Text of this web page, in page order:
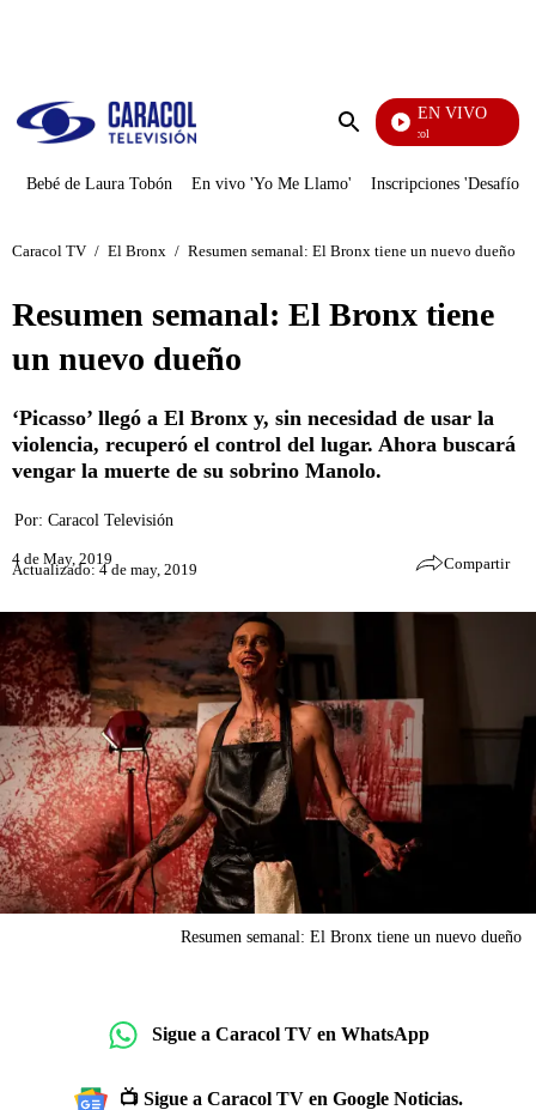
Enviar
EN VIVO
Noticias Caracol
Bebé de Laura Tobón En vivo 'Yo Me Llamo' Inscripciones 'Desafío'
Caracol TV / El Bronx / Resumen semanal: El Bronx tiene un nuevo dueño
Resumen semanal: El Bronx tiene
un nuevo dueño
‘Picasso’ llegó a El Bronx y, sin necesidad de usar la
violencia, recuperó el control del lugar. Ahora buscará
vengar la muerte de su sobrino Manolo.
Por: Caracol Televisión
4 de May, 2019
Actualizado: 4 de may, 2019 Compartir
Resumen semanal: El Bronx tiene un nuevo dueño
Sigue a Caracol TV en WhatsApp
📺 Sigue a Caracol TV en Google Noticias.